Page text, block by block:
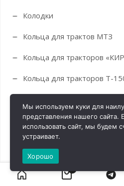
Колодки
Кольца для трактов МТЗ
Кольца для тракторов
Кольца для тракторов Т-
Кольца резиновые
Комбайны
Компрессора
Кондиционеры
Мы используем куки для
представления нашего
использовать сайт, мы будем
устраивает.
Хорошо